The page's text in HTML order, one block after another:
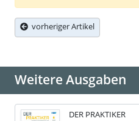
vorheriger Artikel
Weitere Ausgaben
DER PRAKTIKER